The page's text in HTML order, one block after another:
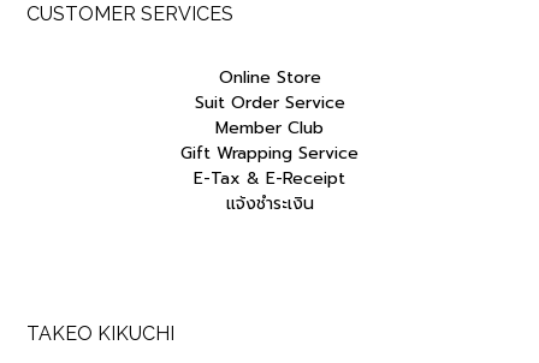
CUSTOMER SERVICES
Online Store
Suit Order Service
Member Club
Gift Wrapping Service
E-Tax & E-Receipt
แจ้งชำระเงิน
TAKEO KIKUCHI